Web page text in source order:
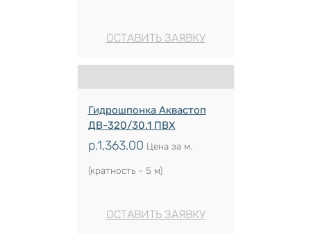
ОСТАВИТЬ ЗАЯВКУ
Гидрошпонка Аквастоп
ДВ-320/30.1 ПВХ
р.1,363.00 Цена за м.
(кратность - 5 м)
ОСТАВИТЬ ЗАЯВКУ